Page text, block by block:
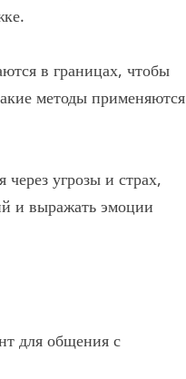
в границах, чтобы
методы применяются
угрозы и страх,
и выражать эмоции
для общения с